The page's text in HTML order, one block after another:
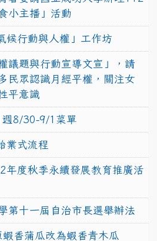
小主播」活動
候行動與人權」工作坊
議題與行動宣導文宣」，請
民眾認識月經平權，關注女
平意識
週8/30-9/1菜單
業式流程
年度秋季永續發展教育推廣活
第十一屆自治市長選舉辦法
香蒲瓜改為蝦香青木瓜